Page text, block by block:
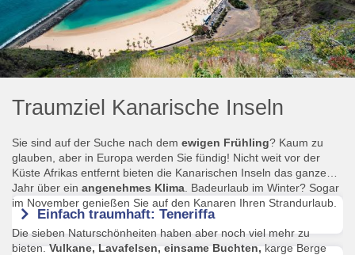
Traumziel Kanarische Inseln
Sie sind auf der Suche nach dem ewigen Frühling? Kaum zu
glauben, aber in Europa werden Sie fündig! Nicht weit vor der
Küste Afrikas entfernt bieten die Kanarischen Inseln das ganze
Jahr über ein angenehmes Klima . Badeurlaub im Winter? Sogar
im November genießen Sie auf den Kanaren Ihren Strandurlaub.
Die sieben Naturschönheiten haben aber noch viel mehr zu
bieten.Vulkane, Lavafelsen, einsame Buchten,karge Berge
Einfach traumhaft: Teneriffa